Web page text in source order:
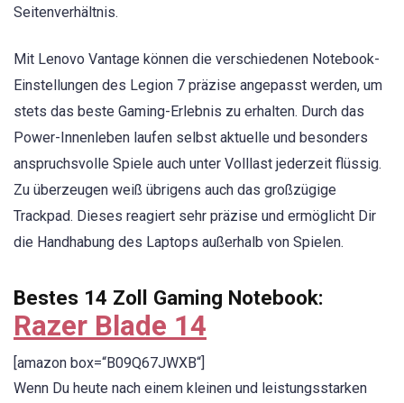
Seitenverhältnis.
Mit Lenovo Vantage können die verschiedenen Notebook-
Einstellungen des Legion 7 präzise angepasst werden, um
stets das beste Gaming-Erlebnis zu erhalten. Durch das
Power-Innenleben laufen selbst aktuelle und besonders
anspruchsvolle Spiele auch unter Volllast jederzeit flüssig.
Zu überzeugen weiß übrigens auch das großzügige
Trackpad. Dieses reagiert sehr präzise und ermöglicht Dir
die Handhabung des Laptops außerhalb von Spielen.
Bestes 14 Zoll Gaming Notebook:
Razer Blade 14
[amazon box=“B09Q67JWXB“]
Wenn Du heute nach einem kleinen und leistungsstarken